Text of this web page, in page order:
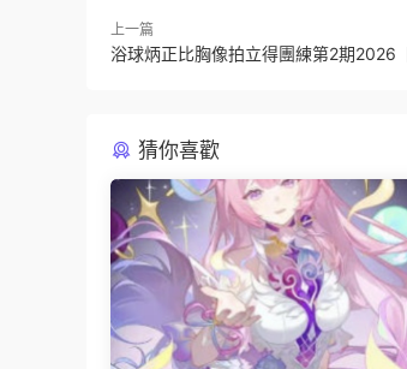
上一篇
浴球炳正比胸像拍立得團練第2期2026
猜你喜歡